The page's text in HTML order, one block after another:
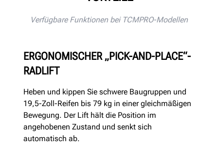
Verfügbare Funktionen bei TCMPRO-Modellen
ERGONOMISCHER „PICK-AND-PLACE“-
RADLIFT
Heben und kippen Sie schwere Baugruppen und
19,5-Zoll-Reifen bis 79 kg in einer gleichmäßigen
Bewegung. Der Lift hält die Position im
angehobenen Zustand und senkt sich
automatisch ab.